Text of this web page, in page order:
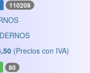
110208
(Precios con IVA)
80